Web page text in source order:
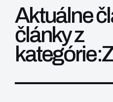
Aktuálne
články z